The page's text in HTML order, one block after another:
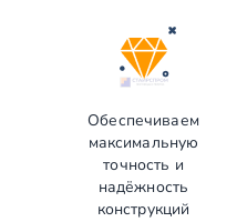
Обеспечиваем
максимальную
точность и
надёжность
конструкций